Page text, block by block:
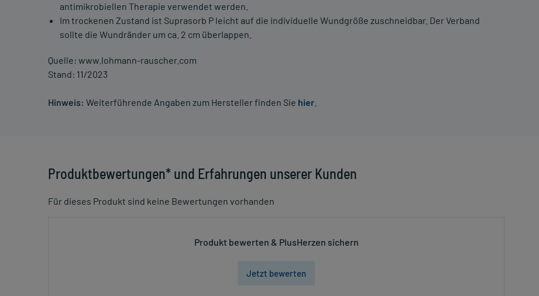
antimikrobiellen Therapie verwendet werden.
Im trockenen Zustand ist Suprasorb P leicht auf die individuelle Wundgröße zuschneidbar. Der Verband
sollte die Wundränder um ca. 2 cm überlappen.
Quelle: www.lohmann-rauscher.com
Stand: 11/2023
Hinweis: Weiterführende Angaben zum Hersteller finden Sie hier
Produktbewertungen* und Erfahrungen unserer Kunden
Für dieses Produkt sind keine Bewertungen vorhanden
Produkt bewerten & PlusHerzen sichern
Jetzt bewerten